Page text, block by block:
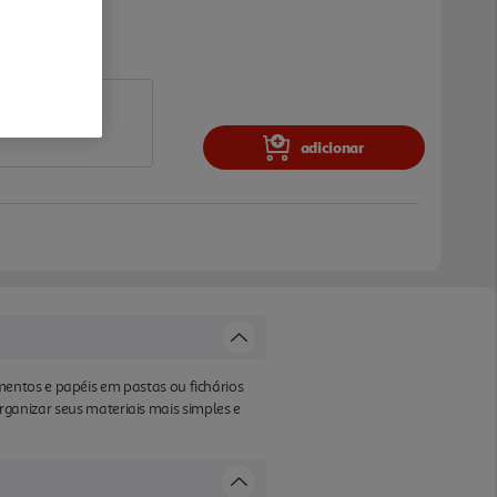
adicionar
e papéis em pastas ou fichários
seus materiais mais simples e